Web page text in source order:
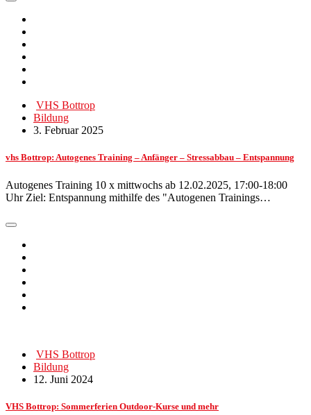
VHS Bottrop
Bildung
3. Februar 2025
vhs Bottrop: Autogenes Training – Anfänger – Stressabbau – Entspannung
Autogenes Training 10 x mittwochs ab 12.02.2025, 17:00-18:00
Uhr Ziel: Entspannung mithilfe des "Autogenen Trainings…
VHS Bottrop
Bildung
12. Juni 2024
VHS Bottrop: Sommerferien Outdoor-Kurse und mehr